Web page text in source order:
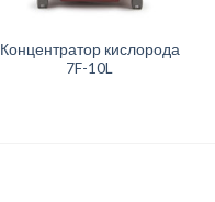
Концентратор кислорода
7F-10L